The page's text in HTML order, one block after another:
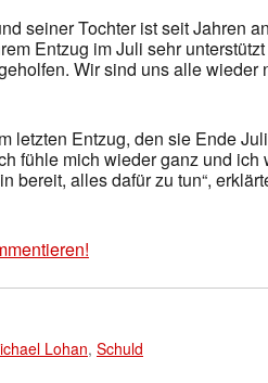
seiner Tochter ist seit Jahren
Entzug im Juli sehr
Wir sind uns alle wieder
letzten Entzug, den sie Ende
fühle mich wieder ganz und ich
bereit, alles dafür zu tun“,
Lohan, Schuld